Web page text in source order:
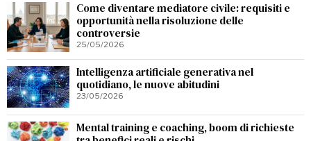
Come diventare mediatore civile: requisiti e
opportunità nella risoluzione delle
controversie
25/05/2026
Intelligenza artificiale generativa nel
quotidiano, le nuove abitudini
23/05/2026
Mental training e coaching, boom di richieste